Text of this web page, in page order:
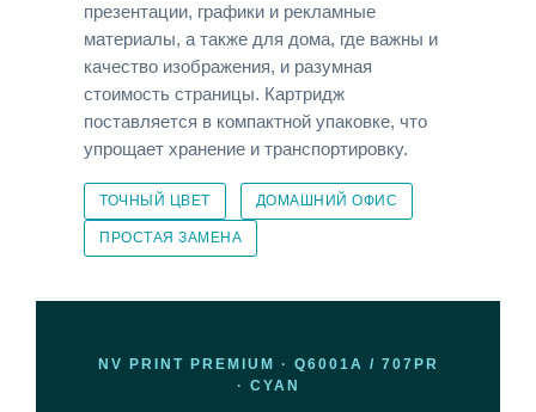
презентации, графики и рекламные
материалы, а также для дома, где важны и
качество изображения, и разумная
стоимость страницы. Картридж
поставляется в компактной упаковке, что
упрощает хранение и транспортировку.
ТОЧНЫЙ ЦВЕТ ДОМАШНИЙ ОФИС
ПРОСТАЯ ЗАМЕНА
NV PRINT PREMIUM · Q6001A / 707PR
· CYAN